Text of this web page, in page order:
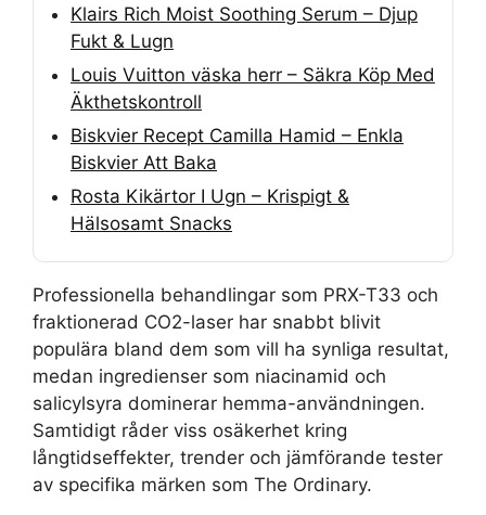
Klairs Rich Moist Soothing Serum – Djup
Fukt & Lugn
Louis Vuitton väska herr – Säkra Köp Med
Äkthetskontroll
Biskvier Recept Camilla Hamid – Enkla
Biskvier Att Baka
Rosta Kikärtor I Ugn – Krispigt &
Hälsosamt Snacks
Professionella behandlingar som PRX-T33 och
fraktionerad CO2-laser har snabbt blivit
populära bland dem som vill ha synliga resultat,
medan ingredienser som niacinamid och
salicylsyra dominerar hemma-användningen.
Samtidigt råder viss osäkerhet kring
långtidseffekter, trender och jämförande tester
av specifika märken som The Ordinary.